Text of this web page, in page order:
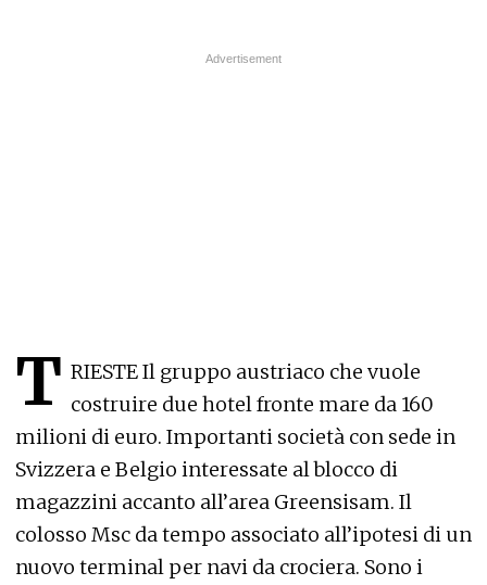
T RIESTE Il gruppo austriaco che vuole
costruire due hotel fronte mare da 160
milioni di euro. Importanti società con sede in
Svizzera e Belgio interessate al blocco di
magazzini accanto all’area Greensisam. Il
colosso Msc da tempo associato all’ipotesi di un
nuovo terminal per navi da crociera. Sono i